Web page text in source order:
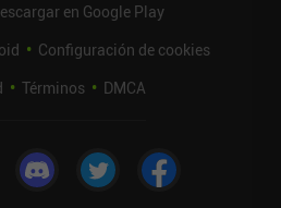
en Google Play
Configuración de cookies
Términos DMCA